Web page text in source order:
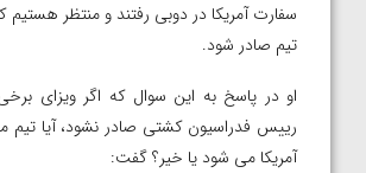
سفارت آمریکا در دوبی رفتند و منتظر هستیم
تیم صادر شود.
او در پاسخ به این سوال که اگر ویزای
رییس فدراسیون کشتی صادر نشود، آیا تیم
آمریکا می شود یا خیر؟ گفت: